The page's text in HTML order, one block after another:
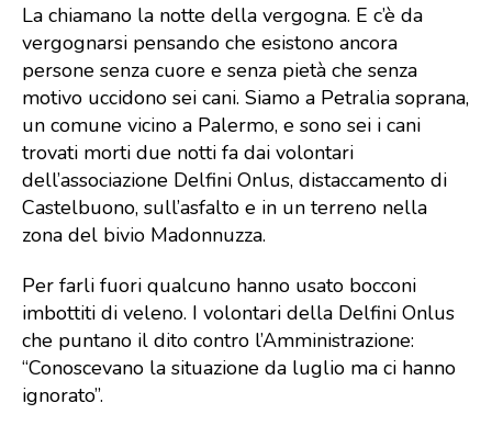
La chiamano la notte della vergogna. E c’è da
vergognarsi pensando che esistono ancora
persone senza cuore e senza pietà che senza
motivo uccidono sei cani. Siamo a Petralia soprana,
un comune vicino a Palermo, e sono sei i cani
trovati morti due notti fa dai volontari
dell’associazione Delfini Onlus, distaccamento di
Castelbuono, sull’asfalto e in un terreno nella
zona del bivio Madonnuzza.
Per farli fuori qualcuno hanno usato bocconi
imbottiti di veleno. I volontari della Delfini Onlus
che puntano il dito contro l’Amministrazione:
“Conoscevano la situazione da luglio ma ci hanno
ignorato”.